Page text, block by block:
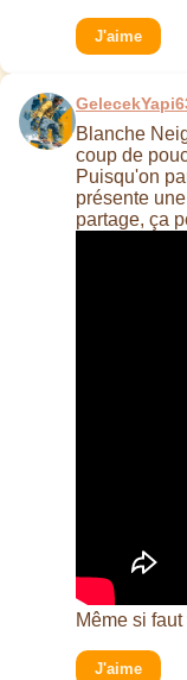
J'aime
Blanche
coup de
Puisqu'on
présente
partage, ça
Même si
J'aime